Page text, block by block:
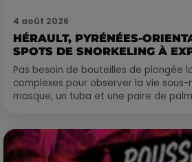
4 août 2026
HÉRAULT, PYRÉNÉES-
SPOTS DE SNORKELING À
Pas besoin de bouteilles de plongée
complexes pour observer la vie
masque, un tuba et une paire de